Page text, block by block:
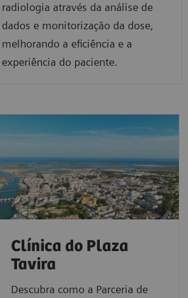
radiologia através da análise de
dados e monitorização da dose,
melhorando a eficiência e a
experiência do paciente.
Clínica do Plaza
Tavira
Descubra como a Parceria de